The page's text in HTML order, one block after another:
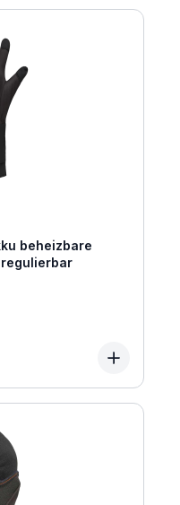
beheizbare